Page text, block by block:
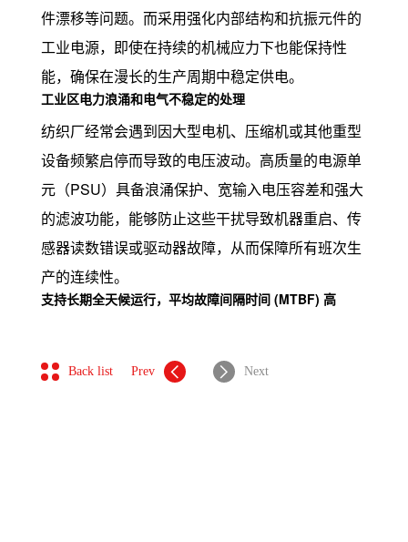
件漂移等问题。而采用强化内部结构和抗振元件的
工业电源，即使在持续的机械应力下也能保持性
能，确保在漫长的生产周期中稳定供电。
工业区电力浪涌和电气不稳定的处理
纺织厂经常会遇到因大型电机、压缩机或其他重型
设备频繁启停而导致的电压波动。高质量的电源单
元（PSU）具备浪涌保护、宽输入电压容差和强大
的滤波功能，能够防止这些干扰导致机器重启、传
感器读数错误或驱动器故障，从而保障所有班次生
产的连续性。
支持长期全天候运行，平均故障间隔时间 (MTBF) 高
Back list Prev Next